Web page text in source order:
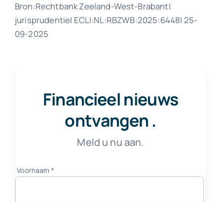
Bron:Rechtbank Zeeland-West-Brabant|
jurisprudentie| ECLI:NL:RBZWB:2025:6448| 25-
09-2025
Financieel nieuws
ontvangen .
Meld u nu aan.